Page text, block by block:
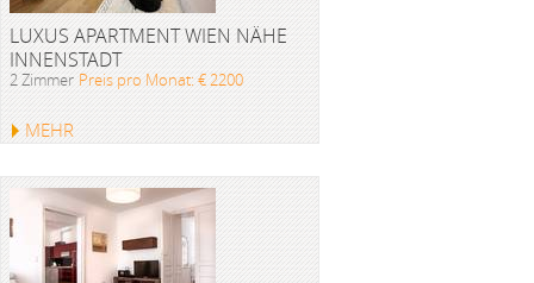
LUXUS APARTMENT WIEN NÄHE
INNENSTADT
2 Zimmer Preis pro Monat: € 2200
MEHR